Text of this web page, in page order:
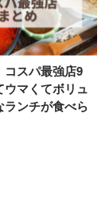
コスパ最強店9
ウマくてボリュ
ランチが食べら